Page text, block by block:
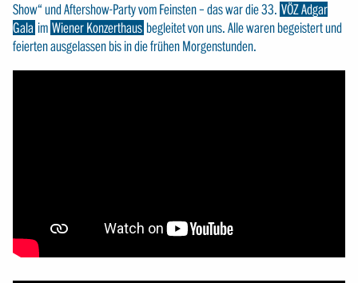
Show“ und Aftershow-Party vom Feinsten – das war die 33. VÖZ Adgar
Gala im Wiener Konzerthaus begleitet von uns. Alle waren begeistert und
feierten ausgelassen bis in die frühen Morgenstunden.